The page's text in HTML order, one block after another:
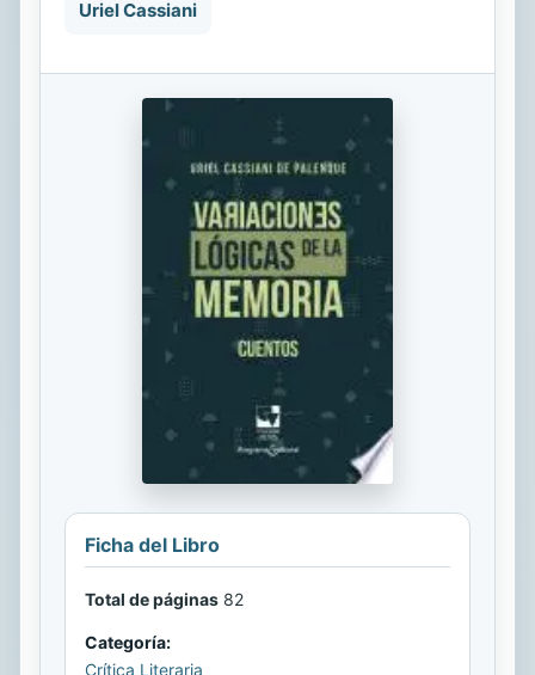
Uriel Cassiani
Ficha del Libro
Total de páginas 82
Categoría:
Crítica Literaria